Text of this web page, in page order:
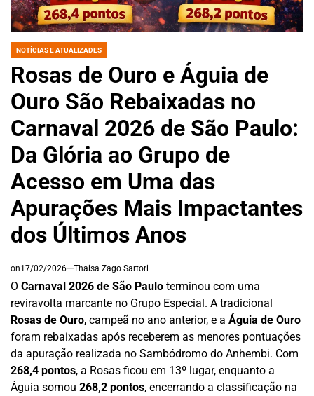
POSTED
NOTÍCIAS E ATUALIZADES
Rosas de Ouro e Águia de
Ouro São Rebaixadas no
Carnaval 2026 de São Paulo:
Da Glória ao Grupo de
Acesso em Uma das
Apurações Mais Impactantes
dos Últimos Anos
on17/02/2026 Thaisa Zago Sartori
O Carnaval 2026 de São Paulo terminou com uma
reviravolta marcante no Grupo Especial. A tradicional
Rosas de Ouro, campeã no ano anterior, e a Águia de Ouro
foram rebaixadas após receberem as menores pontuações
da apuração realizada no Sambódromo do Anhembi. Com
268,4 pontos, a Rosas ficou em 13º lugar, enquanto a
Águia somou 268,2 pontos, encerrando a classificação na